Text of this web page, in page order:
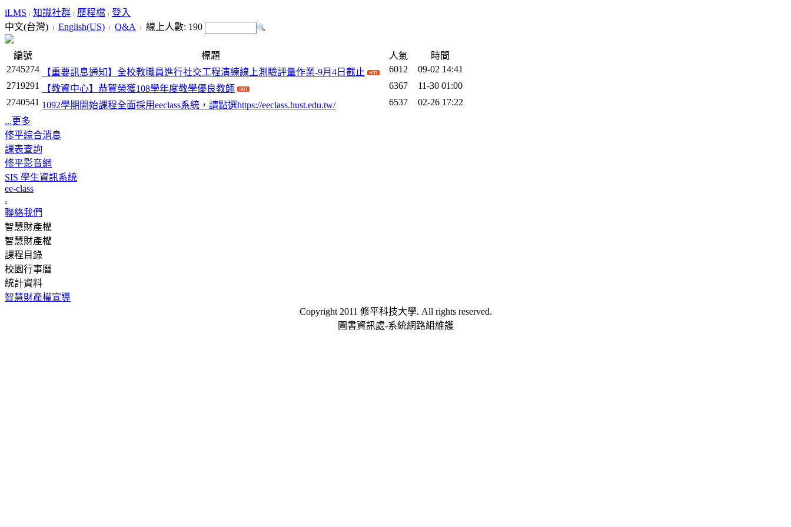
iLMS 知識社群 歷程檔
登入
中文(台灣)
English(US) Q&A 線上人數: 190
編號 標題 人氣
時間
2745274
【重要訊息通知】全校教職員進行社交工程演練線上測驗評量作業-9月4日截止 6012
09-02 14:41
2719291
【教資中心】恭賀榮獲108學年度教學優良教師 6367
11-30 01:00
2740541 1092學期開始課程全面採用eeclass系統，請點選https://eeclass.hust.edu.tw/ 6537
02-26 17:22
...更多
修平綜合消息
課表查詢
修平影音網
SIS 學生資訊系統
ee-class
.
聯絡我們
智慧財產權
智慧財產權
課程目錄
校園行事曆
統計資料
智慧財產權宣導
Copyright 2011 修平科技大學. All rights reserved.
圖書資訊處-系統網路組維護